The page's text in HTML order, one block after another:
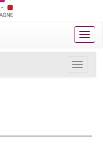
Toggle
Toggle